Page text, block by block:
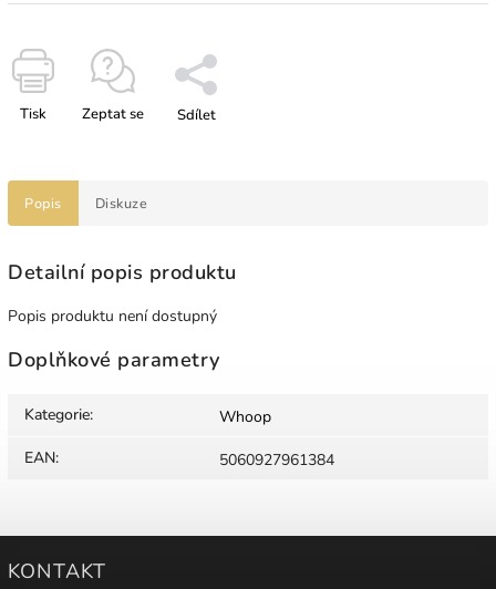
Tisk Zeptat se Sdílet
Popis Diskuze
Detailní popis produktu
Popis produktu není dostupný
Doplňkové parametry
Kategorie:
Whoop
EAN: 5060927961384
KONTAKT